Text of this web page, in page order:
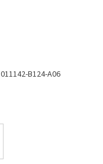
011142-B124-A06